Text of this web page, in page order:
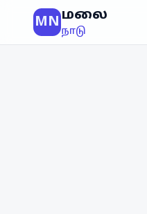
MN மலை
நாடு